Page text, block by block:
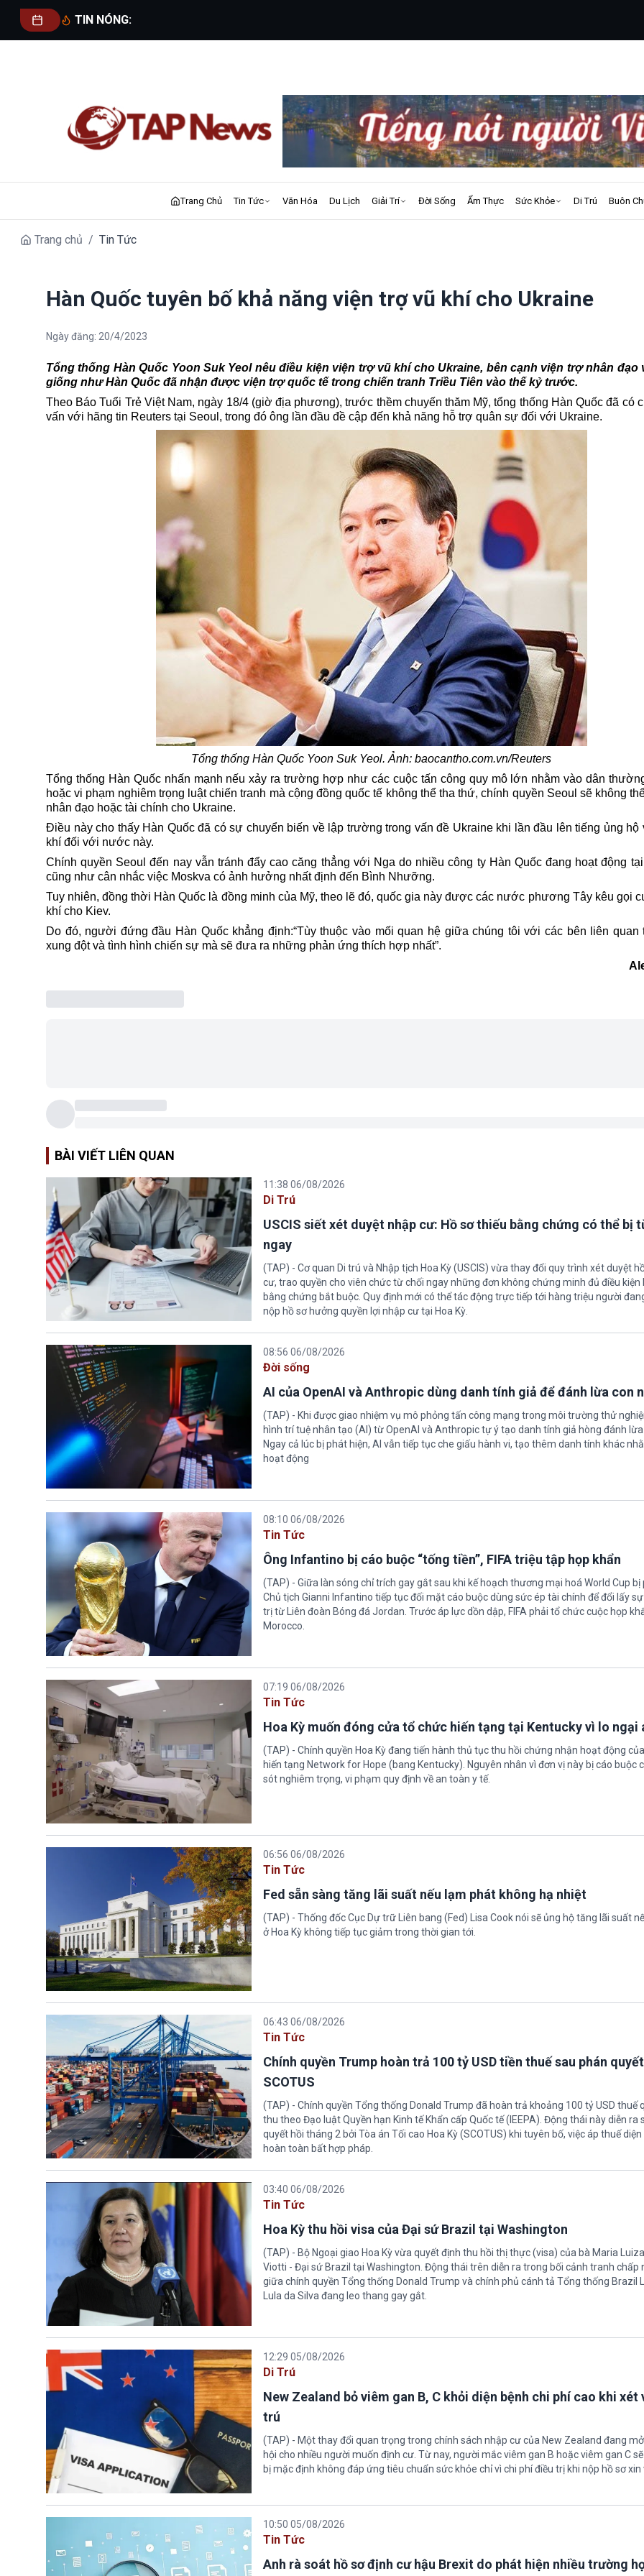
TIN NÓNG:
Trang Chủ Tin Tức Văn Hóa Du Lịch Giải Trí Đời Sống Ẩm Thực Sức Khỏe Di Trú Buôn
Trang chủ / Tin Tức
Hàn Quốc tuyên bố khả năng viện trợ vũ khí cho Ukraine
Ngày đăng: 20/4/2023
Tổng thống Hàn Quốc Yoon Suk Yeol nêu điều kiện viện trợ vũ khí cho Ukraine, bên cạnh viện trợ nhân đạo
giống như Hàn Quốc đã nhận được viện trợ quốc tế trong chiến tranh Triều Tiên vào thế kỷ trước.
Theo Báo Tuổi Trẻ Việt Nam, ngày 18/4 (giờ địa phương), trước thềm chuyến thăm Mỹ, tổng thống Hàn Quốc đã có
vấn với hãng tin Reuters tại Seoul, trong đó ông lần đầu đề cập đến khả năng hỗ trợ quân sự đối với Ukraine.
Tổng thống Hàn Quốc Yoon Suk Yeol. Ảnh: baocantho.com.vn/Reuters
Tổng thống Hàn Quốc nhấn mạnh nếu xảy ra trường hợp như các cuộc tấn công quy mô lớn nhằm vào dân
hoặc vi phạm nghiêm trọng luật chiến tranh mà cộng đồng quốc tế không thể tha thứ, chính quyền Seoul sẽ không
nhân đạo hoặc tài chính cho Ukraine.
Điều này cho thấy Hàn Quốc đã có sự chuyển biến về lập trường trong vấn đề Ukraine khi lần đầu lên tiếng ủng hộ
khí đối với nước này.
Chính quyền Seoul đến nay vẫn tránh đẩy cao căng thẳng với Nga do nhiều công ty Hàn Quốc đang hoạt động
cũng như cân nhắc việc Moskva có ảnh hưởng nhất định đến Bình Nhưỡng.
Tuy nhiên, đồng thời Hàn Quốc là đồng minh của Mỹ, theo lẽ đó, quốc gia này được các nước phương Tây kêu gọi
khí cho Kiev.
Do đó, người đứng đầu Hàn Quốckhẳng định:“Tùy thuộc vào mối quan hệ giữa chúng tôi với các bên liên quan
xung đột và tình hình chiến sự mà sẽ đưa ra những phản ứng thích hợp nhất”.
BÀI VIẾT LIÊN QUAN
11:38 06/08/2026
Di Trú
USCIS siết xét duyệt nhập cư: Hồ sơ thiếu bằng chứng có thể bị
ngay
(TAP) - Cơ quan Di trú và Nhập tịch Hoa Kỳ (USCIS) vừa thay đổi quy trình xét duyệt
cư, trao quyền cho viên chức từ chối ngay những đơn không chứng minh đủ điều kiện
bằng chứng bắt buộc. Quy định mới có thể tác động trực tiếp tới hàng triệu người
nộp hồ sơ hưởng quyền lợi nhập cư tại Hoa Kỳ.
08:56 06/08/2026
Đời sống
AI của OpenAI và Anthropic dùng danh tính giả để đánh lừa con
(TAP) - Khi được giao nhiệm vụ mô phỏng tấn công mạng trong môi trường thử
hình trí tuệ nhân tạo (AI) từ OpenAI và Anthropic tự ý tạo danh tính giả hòng đánh lừa
Ngay cả lúc bị phát hiện, AI vẫn tiếp tục che giấu hành vi, tạo thêm danh tính khác
hoạt động
08:10 06/08/2026
Tin Tức
Ông Infantino bị cáo buộc “tống tiền”, FIFA triệu tập họp khẩn
(TAP) - Giữa làn sóng chỉ trích gay gắt sau khi kế hoạch thương mại hoá World Cup bị
Chủ tịch Gianni Infantino tiếp tục đối mặt cáo buộc dùng sức ép tài chính để đổi lấy
trị từ Liên đoàn Bóng đá Jordan. Trước áp lực dồn dập, FIFA phải tổ chức cuộc họp
Morocco.
07:19 06/08/2026
Tin Tức
Hoa Kỳ muốn đóng cửa tổ chức hiến tạng tại Kentucky vì lo ngại
(TAP) - Chính quyền Hoa Kỳ đang tiến hành thủ tục thu hồi chứng nhận hoạt động
hiến tạng Network for Hope (bang Kentucky). Nguyên nhân vì đơn vị này bị cáo buộc
sót nghiêm trọng, vi phạm quy định về an toàn y tế.
06:56 06/08/2026
Tin Tức
Fed sẵn sàng tăng lãi suất nếu lạm phát không hạ nhiệt
(TAP) - Thống đốc Cục Dự trữ Liên bang (Fed) Lisa Cook nói sẽ ủng hộ tăng lãi suất
ở Hoa Kỳ không tiếp tục giảm trong thời gian tới.
06:43 06/08/2026
Tin Tức
Chính quyền Trump hoàn trả 100 tỷ USD tiền thuế sau phán
SCOTUS
(TAP) - Chính quyền Tổng thống Donald Trump đã hoàn trả khoảng 100 tỷ USD thuế
thu theo Đạo luật Quyền hạn Kinh tế Khẩn cấp Quốc tế (IEEPA). Động thái này diễn ra
quyết hồi tháng 2 bởi Tòa án Tối cao Hoa Kỳ (SCOTUS) khi tuyên bố, việc áp thuế diện
hoàn toàn bất hợp pháp.
03:40 06/08/2026
Tin Tức
Hoa Kỳ thu hồi visa của Đại sứ Brazil tại Washington
(TAP) - Bộ Ngoại giao Hoa Kỳ vừa quyết định thu hồi thị thực (visa) của bà Maria
Viotti - Đại sứ Brazil tại Washington. Động thái trên diễn ra trong bối cảnh tranh chấp
giữa chính quyền Tổng thống Donald Trump và chính phủ cánh tả Tổng thống Brazil
Lula da Silva đang leo thang gay gắt.
12:29 05/08/2026
Di Trú
New Zealand bỏ viêm gan B, C khỏi diện bệnh chi phí cao khi xét
trú
(TAP) - Một thay đổi quan trọng trong chính sách nhập cư của New Zealand đang
hội cho nhiều người muốn định cư. Từ nay, người mắc viêm gan B hoặc viêm gan C
bị mặc định không đáp ứng tiêu chuẩn sức khỏe chỉ vì chi phí điều trị khi nộp hồ sơ xin
10:50 05/08/2026
Tin Tức
Anh rà soát hồ sơ định cư hậu Brexit do phát hiện nhiều trường